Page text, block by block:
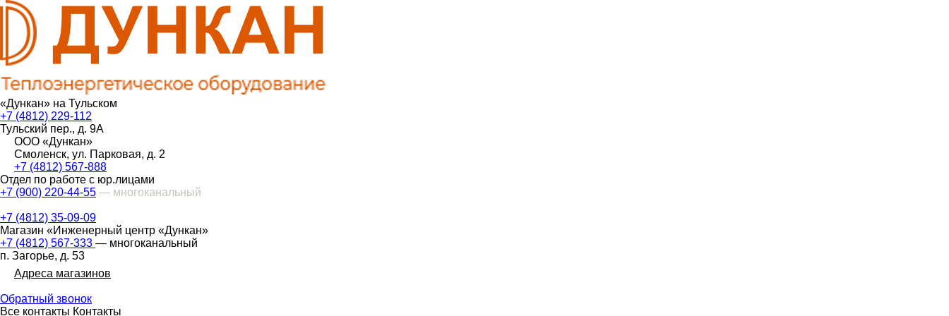
«Дункан» на Тульском
+7 (4812) 229-112
Тульский пер., д. 9А
ООО «Дункан»
Смоленск, ул. Парковая, д. 2
+7 (4812) 567-888
Отдел по работе с юр.лицами
+7 (900) 220-44-55 — многоканальный
+7 (4812) 35-09-09
Магазин «Инженерный центр «Дункан»
+7 (4812) 567-333 — многоканальный
п. Загорье, д. 53
Адреса магазинов
Обратный звонок
Все контакты Контакты